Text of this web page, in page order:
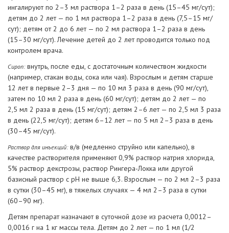
ингалируют по 2–3 мл раствора 1–2 раза в день (15–45 мг/сут);
детям до 2 лет — по 1 мл раствора 1–2 раза в день (7,5–15 мг/
сут); детям от 2 до 6 лет — по 2 мл раствора 1–2 раза в день
(15–30 мг/сут). Лечение детей до 2 лет проводится только под
контролем врача.
Сироп:внутрь, после еды, с достаточным количеством жидкости
(например, стакан воды, сока или чая). Взрослым и детям старше
12 лет в первые 2–3 дня — по 10 мл 3 раза в день (90 мг/сут),
затем по 10 мл 2 раза в день (60 мг/сут); детям до 2 лет — по
2,5 мл 2 раза в день (15 мг/сут); детям 2–6 лет — по 2,5 мл 3 раза
в день (22,5 мг/сут); детям 6–12 лет — по 5 мл 2–3 раза в день
(30–45 мг/сут).
Раствор для инъекций:в/в (медленно струйно или капельно), в
качестве растворителя применяют 0,9% раствор натрия хлорида,
5% раствор декстрозы, раствор Рингера-Локка или другой
базисный раствор с рН не выше 6,3. Взрослым — по 2 мл 2–3 раза
в сутки (30–45 мг), в тяжелых случаях — 4 мл 2–3 раза в сутки
(60–90 мг).
Детям препарат назначают в суточной дозе из расчета 0,0012–
0,0016 г на 1 кг массы тела. Детям до 2 лет — по 1 мл (1/2